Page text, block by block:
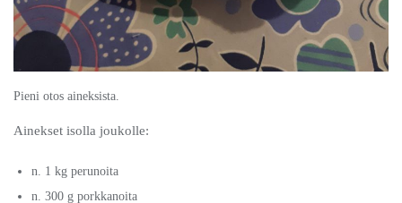
Pieni otos aineksista.
Ainekset isolla joukolle:
n. 1 kg perunoita
n. 300 g porkkanoita